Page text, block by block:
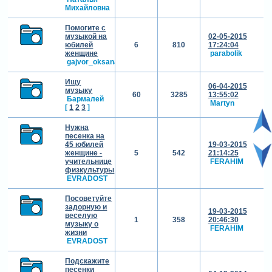
Михайловна
Помогите с
музыкой на
юбилей
женщине
gajvor_oksana
6 810
02-05-2015
17:24:04
parabolik
Ищу
музыку
Бармалей
[ 1 2 3 ]
60 3285
06-04-2015
13:55:02
Martyn
Нужна
песенка на
45 юбилей
женщине -
учительнице
физкультуры
EVRADOST
5 542
19-03-2015
21:14:25
FERAHIM
Посоветуйте
задорную и
веселую
музыку о
жизни
EVRADOST
1 358
19-03-2015
20:46:30
FERAHIM
Подскажите
песенки